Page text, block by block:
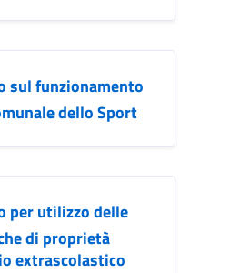
sul funzionamento
dello Sport
per utilizzo delle
di proprietà
extrascolastico